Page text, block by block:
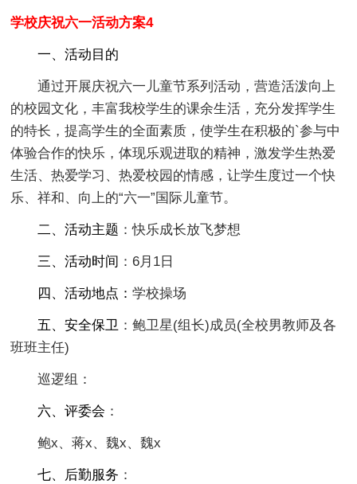
学校庆祝六一活动方案4
一、活动目的
通过开展庆祝六一儿童节系列活动，营造活泼向上
的校园文化，丰富我校学生的课余生活，充分发挥学生
的特长，提高学生的全面素质，使学生在积极的`参与中
体验合作的快乐，体现乐观进取的精神，激发学生热爱
生活、热爱学习、热爱校园的情感，让学生度过一个快
乐、祥和、向上的“六一”国际儿童节。
二、活动主题 ：快乐成长放飞梦想
三、活动时间 ：6月1日
四、活动地点：学校操场
五、安全保卫 ：鲍卫星(组长)成员(全校男教师及各
班班主任)
巡逻组：
六、评委会 ：
鲍x、蒋x、魏x、魏x
七、后勤服务 ：